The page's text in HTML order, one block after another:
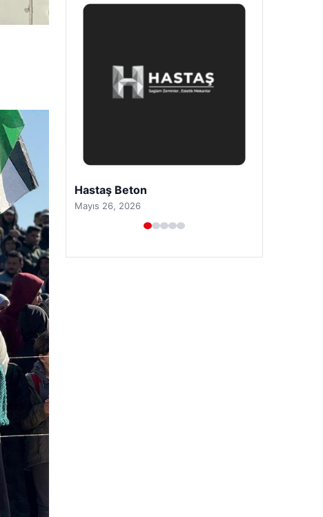
Prenses Night Club
Nisan 29, 2026